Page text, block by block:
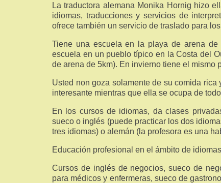
La traductora alemana Monika Hornig hizo
idiomas, traducciones y servicios de
ofrece también un servicio de traslado para
Tiene una escuela en la playa de arena
escuela en un pueblo típico en la Costa del
de arena de 5km). En invierno tiene el mismo
Usted non goza solamente de su comida
interesante mientras que ella se ocupa de
En los cursos de idiomas, da clases
sueco o inglés (puede practicar los dos
tres idiomas) o alemán (la profesora es una
Educación profesional en el ámbito de
Cursos de inglés de negocios, sueco de
para médicos y enfermeras, sueco de